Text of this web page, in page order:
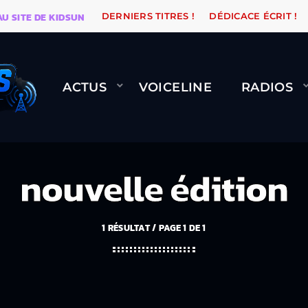
DE KIDSUNE WARÉTRO ORANGE ROAD QUI
DERNIERS TITRES ! DÉDICACE ÉCRIT !
ACTUS VOICELINE RADIOS
nouvelle édition
1 RÉSULTAT / PAGE 1 DE 1